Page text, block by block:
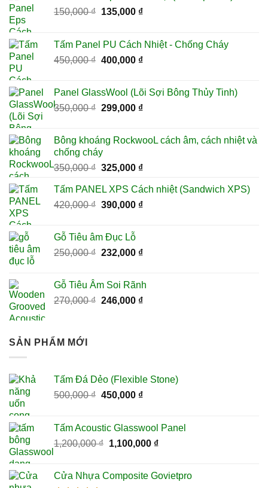
150,000₫ Giá
150,000 ₫.
135,000 ₫Giá
là:
135,000 ₫.
Tấm Panel PU Cách Nhiệt - Chống Cháy
450,000₫ Giá
450,000 ₫.
400,000 ₫Giá
là:
400,000 ₫.
Panel GlassWool (Lõi Sợi Bông Thủy Tinh)
350,000₫ Giá
350,000 ₫.
299,000 ₫Giá
là:
Bông khoáng RockwooL cách âm, cách nhiệt và
chống cháy
350,000₫ Giá
là:
350,000 ₫.
325,000 ₫Giá
tại
là:
Tấm PANEL XPS Cách nhiệt (Sandwich XPS)
420,000₫ Giá
420,000 ₫.
390,000 ₫Giá
390,000 ₫.
Gỗ Tiêu âm Đục Lỗ
250,000₫ Giá
250,000 ₫.
232,000 ₫Giá
là:
232,000 ₫.
Gỗ Tiêu Âm Soi Rãnh
270,000₫ Giá
246,000 ₫Giá
SẢN PHẨM MỚI
Tấm Đá Dẻo (Flexible Stone)
500,000₫ Giá
500,000 ₫.
450,000 ₫Giá
là:
450,000 ₫.
Tấm Acoustic Glasswool Panel
1,200,000₫ Giá
1,200,000 ₫.
1,100,000 ₫Giá
là:
Cửa Nhựa Composite Govietpro